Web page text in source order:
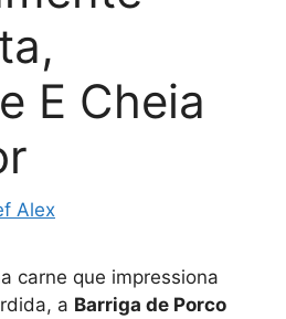
E Cheia
Alex
carne que impressiona
a Barriga de Porco